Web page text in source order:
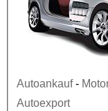
Autoankauf-
Autoexport